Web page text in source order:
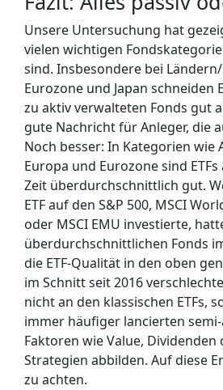
Unsere Untersuchung hat
vielen wichtigen
sind. Insbesondere bei
Eurozone und Japan schneiden
zu aktiv verwalteten Fonds gut
gute Nachricht für Anleger, die
Noch besser: In Kategorien wie
Europa und Eurozone sind
Zeit überdurchschnittlich gut.
ETF auf den S&P 500, MSCI
oder MSCI EMU investierte,
überdurchschnittlichen Fonds
die ETF-Qualität in den oben
im Schnitt seit 2016
nicht an den klassischen ETFs,
immer häufiger lancierten semi-
Faktoren wie Value,
Strategien abbilden. Auf diese
zu achten.